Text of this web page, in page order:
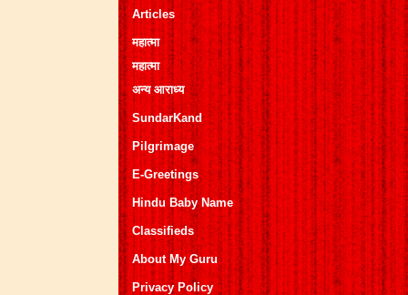
Articles
महात्मा
महात्मा
अन्य आराध्य
SundarKand
Pilgrimage
E-Greetings
Hindu Baby Name
Classifieds
About My Guru
Privacy Policy